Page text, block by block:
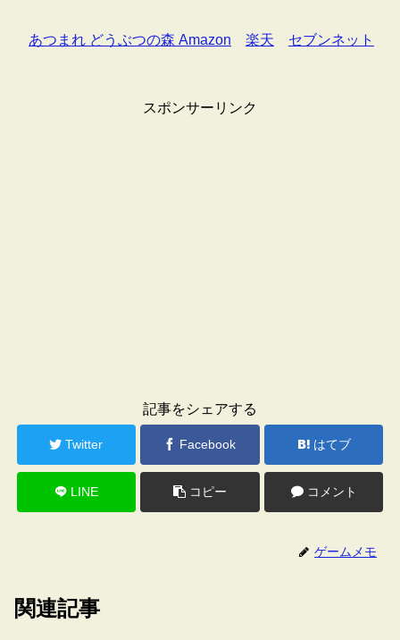
あつまれ どうぶつの森 Amazon 楽天 セブンネット
スポンサーリンク
記事をシェアする
Twitter Facebook はてブ
LINE コピー コメント
ゲームメモ
関連記事